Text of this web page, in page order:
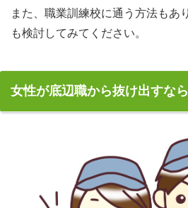
また、職業訓練校に通う方法もあ
も検討してみてください。
女性が底辺職から抜け出すな